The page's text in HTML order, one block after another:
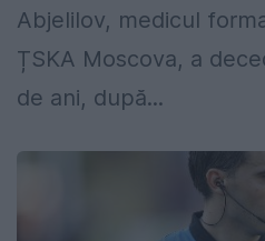
Abjelilov, medicul
ȚSKA Moscova, a
de ani, după...